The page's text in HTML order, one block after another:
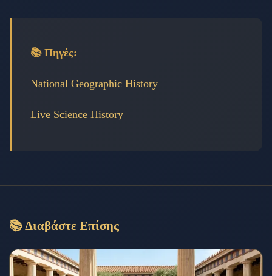
📚 Πηγές:
National Geographic History
Live Science History
📚 Διαβάστε Επίσης